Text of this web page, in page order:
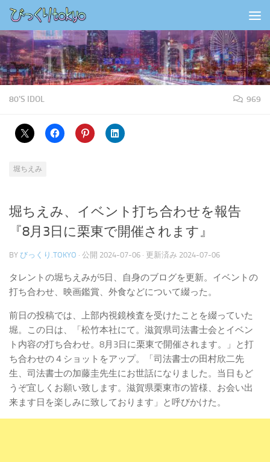
コンテンツの下
80'S IDOL 969
堀ちえみ
堀ちえみ、イベント打ち合わせを報告
『8月3日に栗東で開催されます』
BY びっくり.TOKYO · 公開 2024-07-06 · 更新済み 2024-07-06
タレントの堀ちえみが5日、自身のブログを更新。イベントの
打ち合わせ、映画鑑賞、外食などについて綴った。
前日の投稿では、上部内視鏡検査を受けたことを綴っていた
堀。この日は、「松竹本社にて。滋賀県司法書士会とイベン
ト内容の打ち合わせ。8月3日に栗東で開催されます。」と打
ち合わせの４ショットをアップ。「司法書士の田村欣二先
生、司法書士の加藤圭先生にお世話になりました。当日もど
うぞ宜しくお願い致します。滋賀県栗東市の皆様、お会い出
来ます日を楽しみに致しております」と呼びかけた。